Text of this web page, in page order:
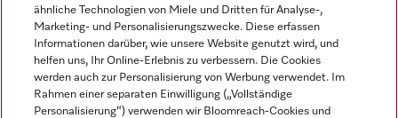
Miele auf Instagram
Miele auf Facebook
Miele auf Youtube
ähnliche Technologien von Miele und Dritten für Analyse-,
Marketing- und Personalisierungszwecke. Diese erfassen
Informationen darüber, wie unsere Website genutzt wird, und
helfen uns, Ihr Online-Erlebnis zu verbessern. Die Cookies
werden auch zur Personalisierung von Werbung verwendet. Im
Rahmen einer separaten Einwilligung („Vollständige
Personalisierung“) verwenden wir Bloomreach-Cookies und